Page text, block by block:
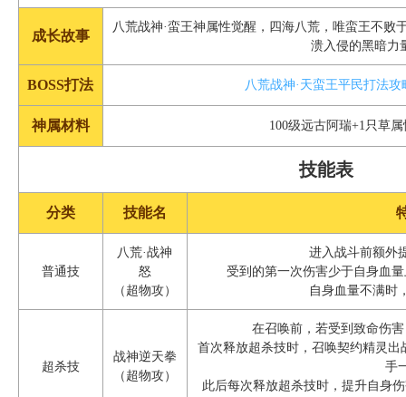
成长故事
八荒战神·蛮王神属性觉醒，四海八荒，唯蛮王不败
溃入侵的黑暗力
BOSS打法 八荒战神·天蛮王平民打法
神属材料 100级远古阿瑞+1只草
技能表
分类 技能名
普通技
八荒·战神
怒
（超物攻）
进入战斗前额外
受到的第一次伤害少于自身血
自身血量不满时
超杀技
战神逆天拳
（超物攻）
在召唤前，若受到致命伤
首次释放超杀技时，召唤契约精灵
手
此后每次释放超杀技时，提升自身